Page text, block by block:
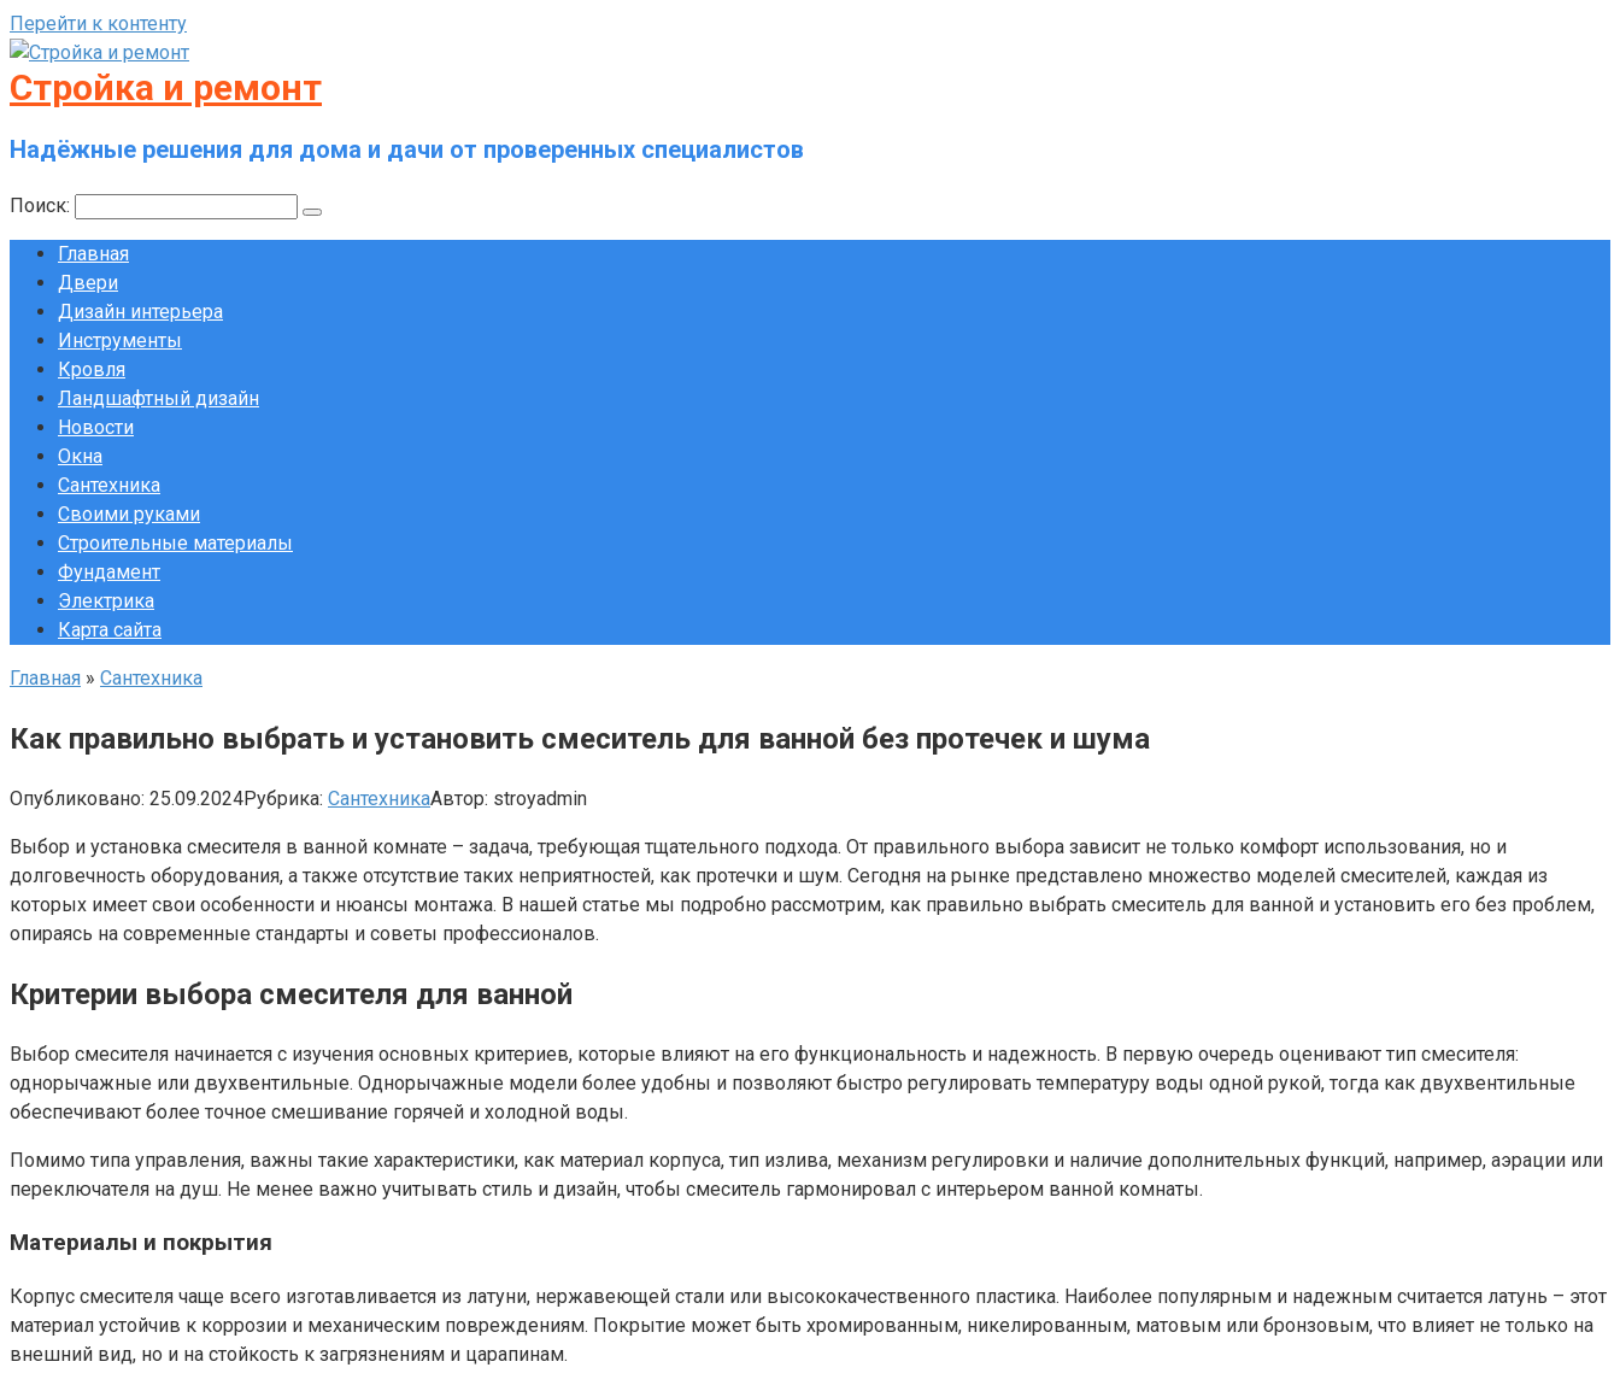
Перейти к контенту
Стройка и ремонт
Надёжные решения для дома и дачи от проверенных специалистов
Поиск:
Главная
Двери
Дизайн интерьера
Инструменты
Кровля
Ландшафтный дизайн
Новости
Окна
Сантехника
Своими руками
Строительные материалы
Фундамент
Электрика
Карта сайта
Главная » Сантехника
Как правильно выбрать и установить смеситель для ванной без протечек и шума
Опубликовано: 25.09.2024Рубрика: СантехникаАвтор: stroyadmin
Выбор и установка смесителя в ванной комнате – задача, требующая тщательного подхода. От правильного выбора зависит не только комфорт использования, но и
долговечность оборудования, а также отсутствие таких неприятностей, как протечки и шум. Сегодня на рынке представлено множество моделей смесителей, каждая из
которых имеет свои особенности и нюансы монтажа. В нашей статье мы подробно рассмотрим, как правильно выбрать смеситель для ванной и установить его без проблем,
опираясь на современные стандарты и советы профессионалов.
Критерии выбора смесителя для ванной
Выбор смесителя начинается с изучения основных критериев, которые влияют на его функциональность и надежность. В первую очередь оценивают тип смесителя:
однорычажные или двухвентильные. Однорычажные модели более удобны и позволяют быстро регулировать температуру воды одной рукой, тогда как двухвентильные
обеспечивают более точное смешивание горячей и холодной воды.
Помимо типа управления, важны такие характеристики, как материал корпуса, тип излива, механизм регулировки и наличие дополнительных функций, например, аэрации или
переключателя на душ. Не менее важно учитывать стиль и дизайн, чтобы смеситель гармонировал с интерьером ванной комнаты.
Материалы и покрытия
Корпус смесителя чаще всего изготавливается из латуни, нержавеющей стали или высококачественного пластика. Наиболее популярным и надежным считается латунь – этот
материал устойчив к коррозии и механическим повреждениям. Покрытие может быть хромированным, никелированным, матовым или бронзовым, что влияет не только на
внешний вид, но и на стойкость к загрязнениям и царапинам.